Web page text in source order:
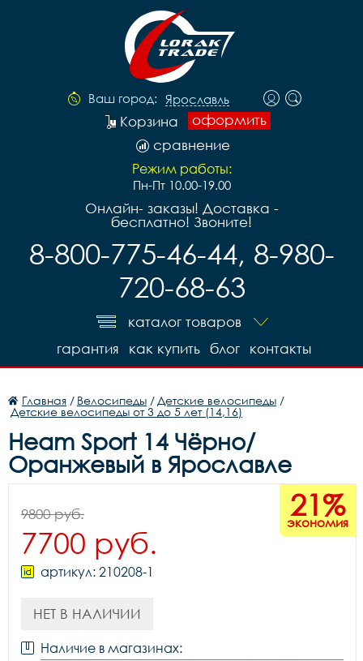
Ваш город: Ярославль
оформить
Корзина
сравнение
Режим работы:
Пн-Пт 10.00-19.00
Онлайн- заказы! Доставка -
бесплатно! Звоните!
8-800-775-46-44, 8-980-
720-68-63
каталог товаров
контакты
блог
как купить
гарантия
Главная / Велосипеды / Детские велосипеды /
Детские велосипеды от 3 до 5 лет (14,16)
Heam Sport 14 Чёрно/
Оранжевый в Ярославле
21%
экономия
9800 руб.
7700 руб.
артикул: 210208-1
НЕТ В НАЛИЧИИ
Наличие в магазинах: